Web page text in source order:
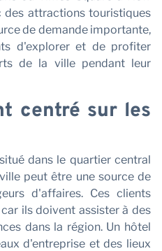
des attractions touristiques
de demande importante,
d'explorer et de profiter
de la ville pendant leur
centré sur les
dans le quartier central
peut être une source de
d'affaires. Ces clients
ils doivent assister à des
dans la région. Un hôtel
d'entreprise et des lieux